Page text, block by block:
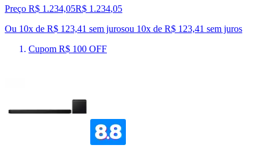
Preço R$ 1.234,05R$ 1.234,05
Ou 10x de R$ 123,41 sem jurosou 10x de R$ 123,41 sem juros
Cupom R$ 100 OFF